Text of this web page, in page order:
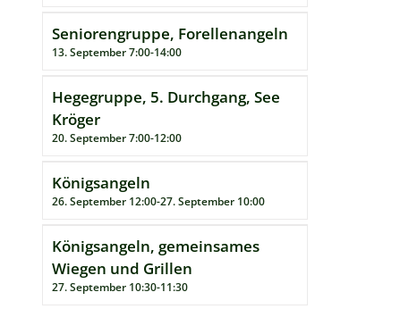
Seniorengruppe, Forellenangeln
13. September 7:00-14:00
Hegegruppe, 5. Durchgang, See
Kröger
20. September 7:00-12:00
Königsangeln
26. September 12:00-27. September 10:00
Königsangeln, gemeinsames
Wiegen und Grillen
27. September 10:30-11:30